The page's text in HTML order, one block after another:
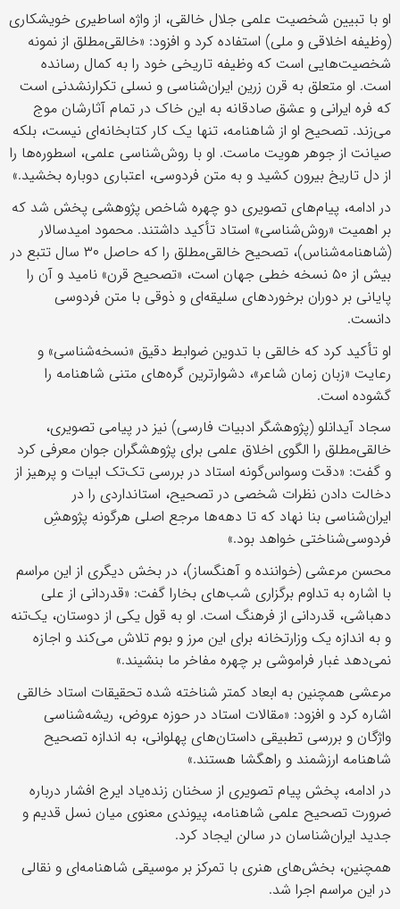
او با تبیین شخصیت علمی جلال خالقی، از واژه اساطیری خویشکاری
(وظیفه اخلاقی و ملی) استفاده کرد و افزود: «خالقی‌مطلق از نمونه
شخصیت‌هایی است که وظیفه تاریخی خود را به کمال رسانده
است. او متعلق به قرن زرین ایران‌شناسی و نسلی تکرارنشدنی است
که فره ایرانی و عشق صادقانه به این خاک در تمام آثارشان موج
می‌زند. تصحیح او از شاهنامه، تنها یک کار کتابخانه‌ای نیست، بلکه
صیانت از جوهر هویت ماست. او با روش‌شناسی علمی، اسطوره‌ها را
از دل تاریخ بیرون کشید و به متن فردوسی، اعتباری دوباره بخشید.»
در ادامه، پیام‌های تصویری دو چهره شاخص پژوهشی پخش شد که
بر اهمیت «روش‌شناسی» استاد تأکید داشتند. محمود امیدسالار
(شاهنامه‌شناس)، تصحیح خالقی‌مطلق را که حاصل ۳۰ سال تتبع در
بیش از ۵۰ نسخه خطی جهان است، «تصحیح قرن» نامید و آن را
پایانی بر دوران برخوردهای سلیقه‌ای و ذوقی با متن فردوسی
دانست.
او تأکید کرد که خالقی با تدوین ضوابط دقیق «نسخه‌شناسی» و
رعایت «زبان زمان شاعر»، دشوارترین گره‌های متنی شاهنامه را
گشوده است.
سجاد آیدانلو (پژوهشگر ادبیات فارسی) نیز در پیامی تصویری،
خالقی‌مطلق را الگوی اخلاق علمی برای پژوهشگران جوان معرفی کرد
و گفت: «دقت وسواس‌گونه‌ استاد در بررسی تک‌تک ابیات و پرهیز از
دخالت دادن نظرات شخصی در تصحیح، استانداردی را در
ایران‌شناسی بنا نهاد که تا دهه‌ها مرجع اصلی هرگونه پژوهشِ
فردوسی‌شناختی خواهد بود.»
محسن مرعشی (خواننده و آهنگساز)، در بخش دیگری از این مراسم
با اشاره به تداوم برگزاری شب‌های بخارا گفت: «قدردانی از علی
دهباشی، قدردانی از فرهنگ است. او به قول یکی از دوستان، یک‌تنه
و به اندازه یک وزارتخانه برای این مرز و بوم تلاش می‌کند و اجازه
نمی‌دهد غبار فراموشی بر چهره مفاخر ما بنشیند.»
مرعشی همچنین به ابعاد کمتر شناخته شده تحقیقات استاد خالقی
اشاره کرد و افزود: «مقالات استاد در حوزه عروض، ریشه‌شناسی
واژگان و بررسی تطبیقی داستان‌های پهلوانی، به اندازه تصحیح
شاهنامه ارزشمند و راهگشا هستند.»
در ادامه، پخش پیام تصویری از سخنان زنده‌یاد ایرج افشار درباره
ضرورت تصحیح علمی شاهنامه، پیوندی معنوی میان نسل قدیم و
جدید ایران‌شناسان در سالن ایجاد کرد.
همچنین، بخش‌های هنری با تمرکز بر موسیقی شاهنامه‌ای و نقالی
در این مراسم اجرا شد.